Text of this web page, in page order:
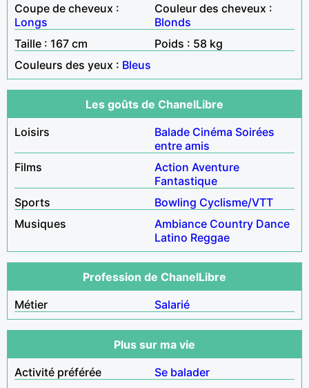
Coupe de cheveux :
Longs
Couleur des cheveux :
Blonds
Taille : 167 cm
Poids : 58 kg
Couleurs des yeux : Bleus
Les goûts de ChanelLibre
Loisirs
Balade Cinéma Soirées
entre amis
Films
Action Aventure
Fantastique
Sports
Bowling Cyclisme/VTT
Musiques
Ambiance Country Dance
Latino Reggae
Profession de ChanelLibre
Métier
Salarié
Plus sur ma vie
Activité préférée
Se balader